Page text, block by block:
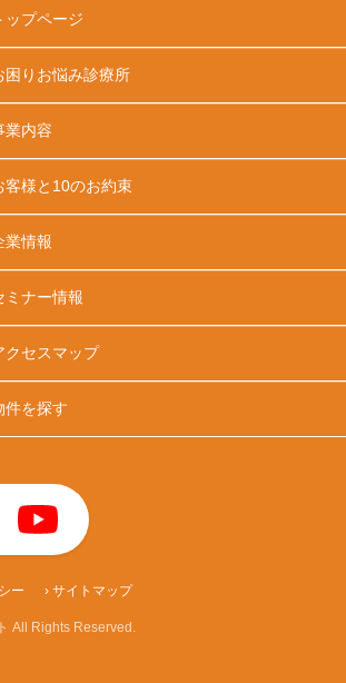
ップページ
困りお悩み診療所
業内容
客様と10のお約束
業情報
ミナー情報
クセスマップ
件を探す
ー › サイトマップ
All Rights Reserved.